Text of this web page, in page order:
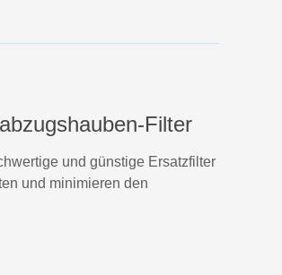
Filter
und günstige Ersatzfilter
und minimieren den